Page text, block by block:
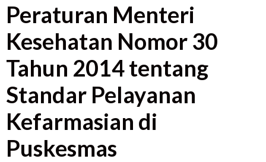
Peraturan Menteri
Kesehatan Nomor 30
Tahun 2014 tentang
Standar Pelayanan
Kefarmasian di
Puskesmas